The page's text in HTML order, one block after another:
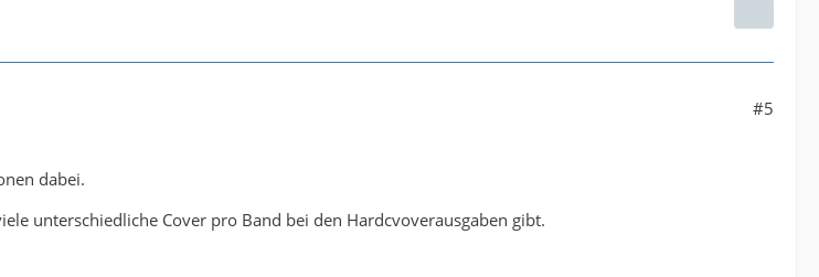
#5
dabei.
unterschiedliche Cover pro Band bei den Hardcvoverausgaben gibt.